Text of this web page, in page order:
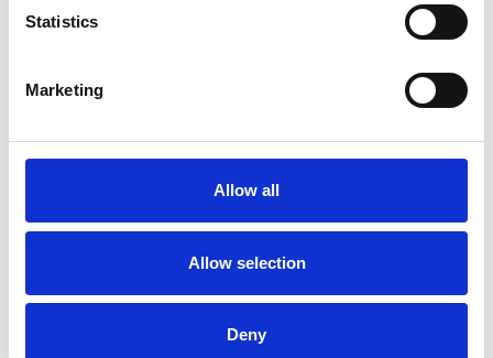
Statistics
Marketing
Allow all
Allow selection
Deny
Čistý zisk skupiny Generali zaznamenal v
Itálie